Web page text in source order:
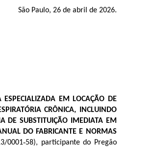
São Paulo, 26 de abril de 2026.
ESPECIALIZADA EM LOCAÇÃO DE
CRÔNICA, INCLUINDO
DE SUBSTITUIÇÃO IMEDIATA EM
DO FABRICANTE E NORMAS
0001‑58), participante do Pregão